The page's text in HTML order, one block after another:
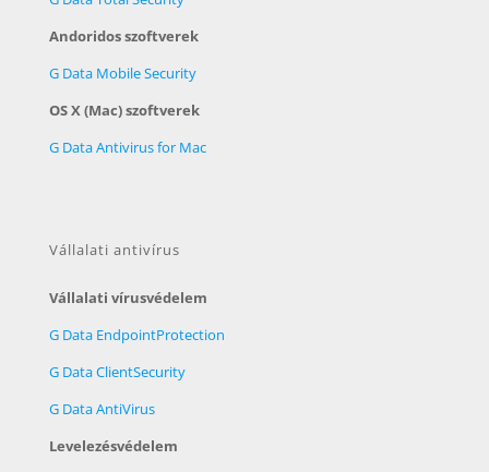
Andoridos szoftverek
G Data Mobile Security
OS X (Mac) szoftverek
G Data Antivirus for Mac
Vállalati antivírus
Vállalati vírusvédelem
G Data EndpointProtection
G Data ClientSecurity
G Data AntiVirus
Levelezésvédelem